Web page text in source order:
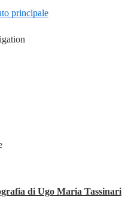
principale
di Ugo Maria Tassinari